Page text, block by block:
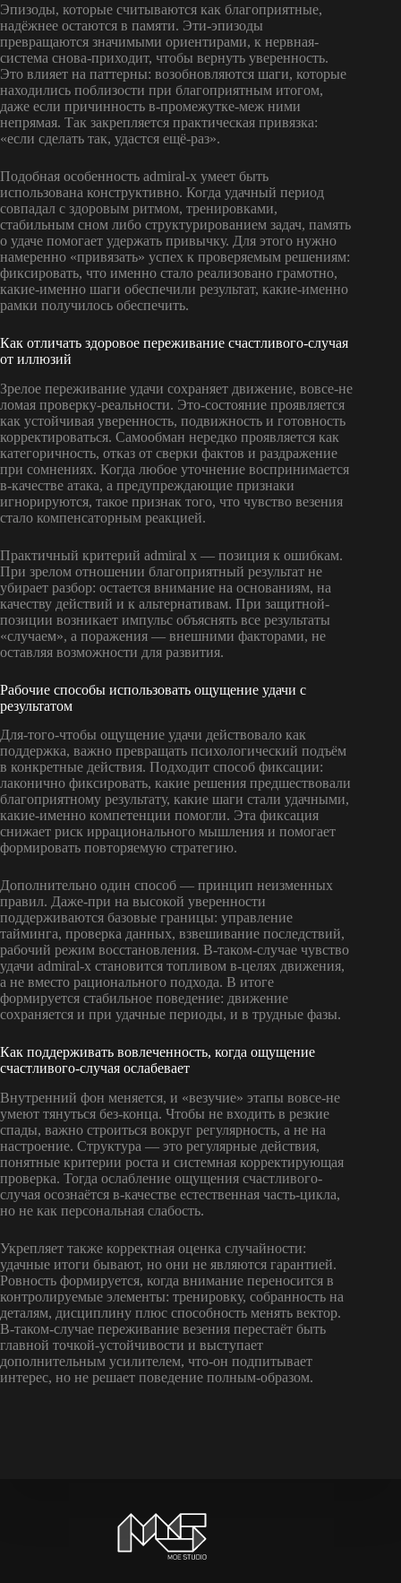
Эпизоды, которые считываются как благоприятные,
надёжнее остаются в памяти. Эти-эпизоды
превращаются значимыми ориентирами, к нервная-
система снова-приходит, чтобы вернуть уверенность.
Это влияет на паттерны: возобновляются шаги, которые
находились поблизости при благоприятным итогом,
даже если причинность в-промежутке-меж ними
непрямая. Так закрепляется практическая привязка:
«если сделать так, удастся ещё-раз».
Подобная особенность admiral-x умеет быть
использована конструктивно. Когда удачный период
совпадал с здоровым ритмом, тренировками,
стабильным сном либо структурированием задач, память
о удаче помогает удержать привычку. Для этого нужно
намеренно «привязать» успех к проверяемым решениям:
фиксировать, что именно стало реализовано грамотно,
какие-именно шаги обеспечили результат, какие-именно
рамки получилось обеспечить.
Как отличать здоровое переживание счастливого-случая
от иллюзий
Зрелое переживание удачи сохраняет движение, вовсе-не
ломая проверку-реальности. Это-состояние проявляется
как устойчивая уверенность, подвижность и готовность
корректироваться. Самообман нередко проявляется как
категоричность, отказ от сверки фактов и раздражение
при сомнениях. Когда любое уточнение воспринимается
в-качестве атака, а предупреждающие признаки
игнорируются, такое признак того, что чувство везения
стало компенсаторным реакцией.
Практичный критерий admiral x — позиция к ошибкам.
При зрелом отношении благоприятный результат не
убирает разбор: остается внимание на основаниям, на
качеству действий и к альтернативам. При защитной-
позиции возникает импульс объяснять все результаты
«случаем», а поражения — внешними факторами, не
оставляя возможности для развития.
Рабочие способы использовать ощущение удачи с
результатом
Для-того-чтобы ощущение удачи действовало как
поддержка, важно превращать психологический подъём
в конкретные действия. Подходит способ фиксации:
лаконично фиксировать, какие решения предшествовали
благоприятному результату, какие шаги стали удачными,
какие-именно компетенции помогли. Эта фиксация
снижает риск иррационального мышления и помогает
формировать повторяемую стратегию.
Дополнительно один способ — принцип неизменных
правил. Даже-при на высокой уверенности
поддерживаются базовые границы: управление
тайминга, проверка данных, взвешивание последствий,
рабочий режим восстановления. В-таком-случае чувство
удачи admiral-x становится топливом в-целях движения,
а не вместо рационального подхода. В итоге
формируется стабильное поведение: движение
сохраняется и при удачные периоды, и в трудные фазы.
Как поддерживать вовлеченность, когда ощущение
счастливого-случая ослабевает
Внутренний фон меняется, и «везучие» этапы вовсе-не
умеют тянуться без-конца. Чтобы не входить в резкие
спады, важно строиться вокруг регулярность, а не на
настроение. Структура — это регулярные действия,
понятные критерии роста и системная корректирующая
проверка. Тогда ослабление ощущения счастливого-
случая осознаётся в-качестве естественная часть-цикла,
но не как персональная слабость.
Укрепляет также корректная оценка случайности:
удачные итоги бывают, но они не являются гарантией.
Ровность формируется, когда внимание переносится в
контролируемые элементы: тренировку, собранность на
деталям, дисциплину плюс способность менять вектор.
В-таком-случае переживание везения перестаёт быть
главной точкой-устойчивости и выступает
дополнительным усилителем, что-он подпитывает
интерес, но не решает поведение полным-образом.